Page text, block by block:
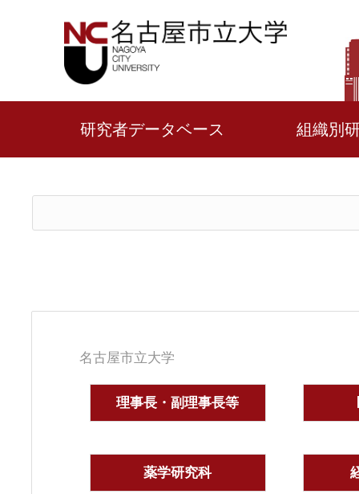
研究者データベース 組織別
名古屋市立大学
理事長・副理事長等
薬学研究科